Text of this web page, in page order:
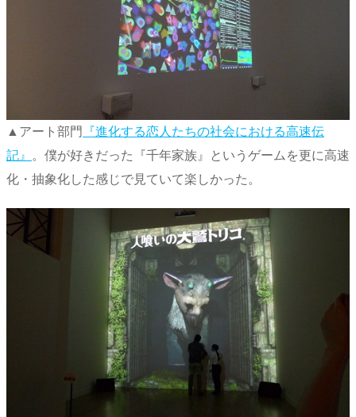
▲アート部門
『進化する恋人たちの社会における高速伝
記』
。僕が好きだった『千年家族』というゲームを更に高速
化・抽象化した感じで見ていて楽しかった。